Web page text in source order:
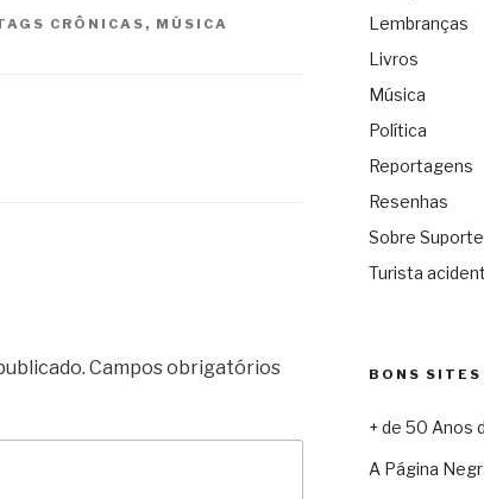
CRÔNICAS , MÚSICA
Campos obrigatórios
Lembranças
Livros
Música
Política
Reportagens
Resenhas
Sobre
Turista
BONS SITES
+ de 50 Anos
A Página